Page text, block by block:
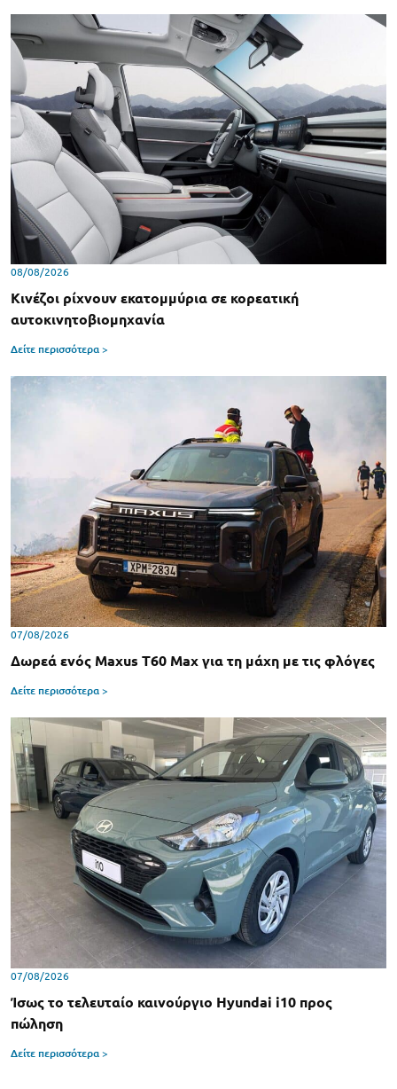
08/08/2026
Κινέζοι ρίχνουν εκατομμύρια σε κορεατική
αυτοκινητοβιομηχανία
Δείτε περισσότερα >
07/08/2026
Δωρεά ενός Maxus T60 Max για τη μάχη με τις φλόγες
Δείτε περισσότερα >
07/08/2026
Ίσως το τελευταίο καινούργιο Hyundai i10 προς
πώληση
Δείτε περισσότερα >